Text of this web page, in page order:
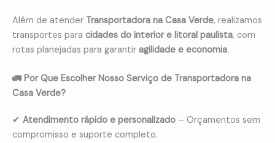
Além de atender Transportadora na Casa Verde, realizamos
transportes para cidades do interior e litoral paulista, com
rotas planejadas para garantir agilidade e economia.
🚛 Por Que Escolher Nosso Serviço de Transportadora na
Casa Verde?
✔ Atendimento rápido e personalizado – Orçamentos sem
compromisso e suporte completo.